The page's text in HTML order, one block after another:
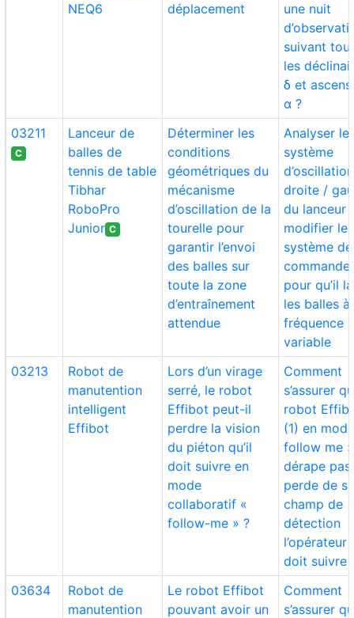
NEQ6
déplacement
une nuit
suivant
les
δ et
α ?
03211
C
Lanceur de
balles de
tennis de table
Tibhar
RoboPro
Junior C
Déterminer les
conditions
géométriques du
mécanisme
d’oscillation de la
tourelle pour
garantir l’envoi
des balles sur
toute la zone
d’entraînement
attendue
Analyser le
système
d’oscillation
droite /
du lanceur
modifier le
système de
commande
pour qu’il
les balles à
fréquence
variable
03213
Robot de
manutention
intelligent
Effibot
Lors d’un virage
serré, le robot
Effibot peut-il
perdre la vision
du piéton qu’il
doit suivre en
mode
collaboratif «
follow-me » ?
Comment
s’assurer
robot
(1) en
follow me
dérape
perde de
champ de
détection
l’opérateur
doit suivre
03634
Robot de
manutention
Le robot Effibot
pouvant avoir un
Comment
s’assurer